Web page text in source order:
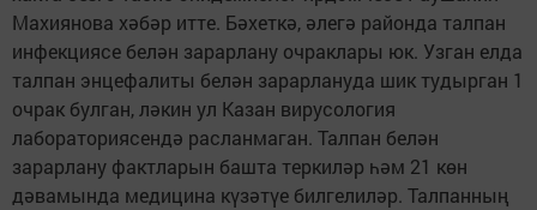
Махиянова хәбәр итте. Бәхеткә, әлегә районда талпан
инфекциясе белән зарарлану очраклары юк. Узган елда
талпан энцефалиты белән зарарлануда шик тудырган 1
очрак булган, ләкин ул Казан вирусология
лабораториясендә расланмаган. Талпан белән
зарарлану фактларын башта теркиләр һәм 21 көн
дәвамында медицина күзәтүе билгелиләр. Талпанның